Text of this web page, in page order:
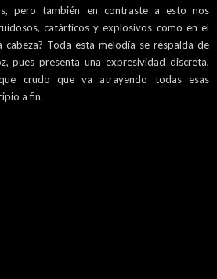
pero también en contraste a esto nos
catárticos y explosivos como en el
Toda esta melodía se respalda de
pues presenta una expresividad discreta,
crudo que va atrayendo todas esas
a fin.